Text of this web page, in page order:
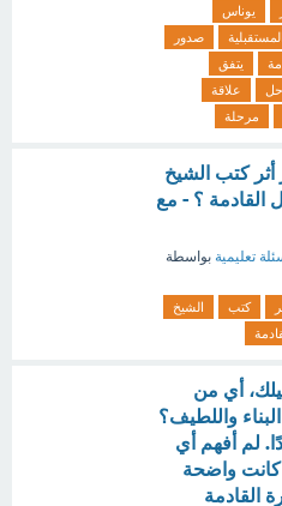
یوناس
المستقبلية
صدور
يتفق
علاقة
مرحلة
أثر كتب الشيخ
القادمة ؟ - مع
تعليمية بواسطة
كتب
الشيخ
أي من
واللطيف؟
لم أفهم أي
واضحة
القادمة